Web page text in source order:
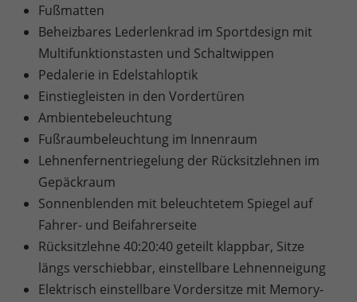
Fußmatten
Beheizbares Lederlenkrad im Sportdesign mit
Multifunktionstasten und Schaltwippen
Pedalerie in Edelstahloptik
Einstiegleisten in den Vordertüren
Ambientebeleuchtung
Fußraumbeleuchtung im Innenraum
Lehnenfernentriegelung der Rücksitzlehnen im
Gepäckraum
Sonnenblenden mit beleuchtetem Spiegel auf
Fahrer- und Beifahrerseite
Rücksitzlehne 40:20:40 geteilt klappbar, Sitze
längs verschiebbar, einstellbare Lehnenneigung
Elektrisch einstellbare Vordersitze mit Memory-